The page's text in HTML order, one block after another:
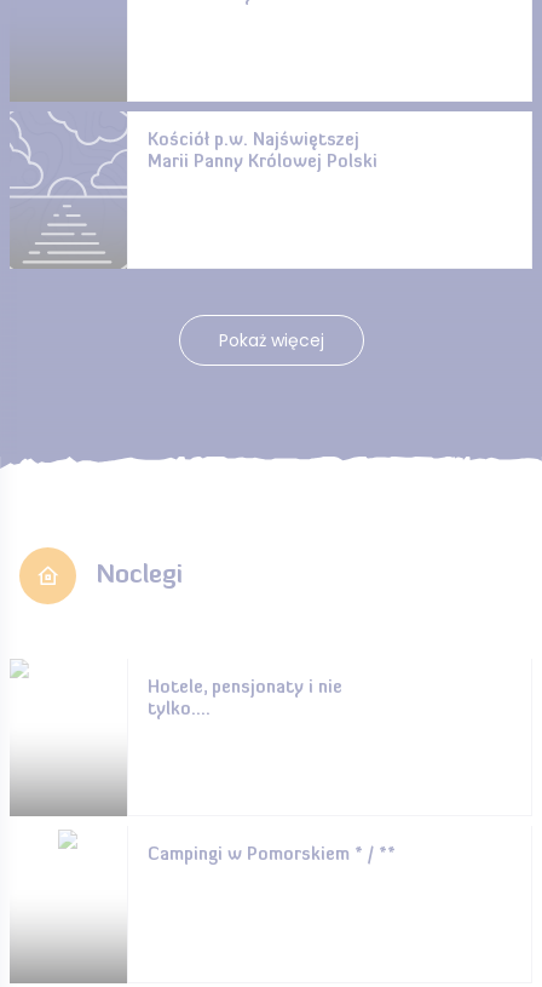
Kościół p.w. Najświętszej
Marii Panny Królowej Polski
Pokaż więcej
Noclegi
Hotele, pensjonaty i nie
tylko....
Campingi w Pomorskiem * / **